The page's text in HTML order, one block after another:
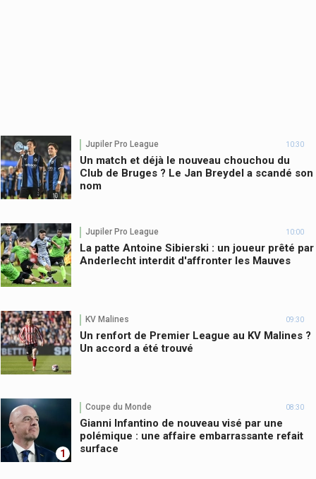
Jupiler Pro League 10:30
Un match et déjà le nouveau chouchou du
Club de Bruges ? Le Jan Breydel a scandé son
nom
Jupiler Pro League 10:00
La patte Antoine Sibierski : un joueur prêté par
Anderlecht interdit d'affronter les Mauves
KV Malines 09:30
Un renfort de Premier League au KV Malines ?
Un accord a été trouvé
1
Coupe du Monde 08:30
Gianni Infantino de nouveau visé par une
polémique : une affaire embarrassante refait
surface